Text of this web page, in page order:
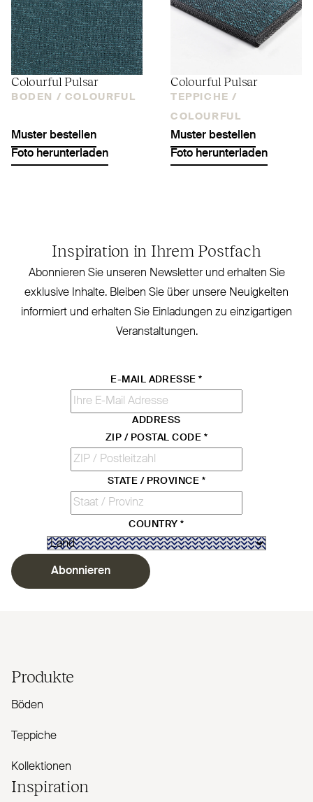
Colourful Pulsar
BODEN / COLOURFUL
Muster bestellen
Foto herunterladen
Colourful Pulsar
TEPPICHE /
COLOURFUL
Muster bestellen
Foto herunterladen
Inspiration in Ihrem Postfach
Abonnieren Sie unseren Newsletter und erhalten Sie
exklusive Inhalte. Bleiben Sie über unsere Neu­igkeiten
informiert und erhalten Sie Ein­ladungen zu ein­zig­artigen
Veranstaltungen.
E-MAIL ADRESSE*
ADDRESS
ZIP / POSTAL CODE *
STATE / PROVINCE *
COUNTRY*
Abonnieren
Produkte
Böden
Teppiche
Kollektionen
Inspiration